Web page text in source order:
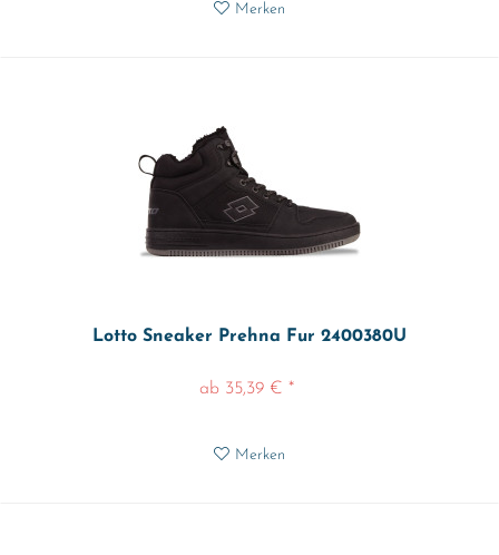
Merken
Lotto Sneaker Prehna Fur 2400380U
ab 35,39 € *
Merken